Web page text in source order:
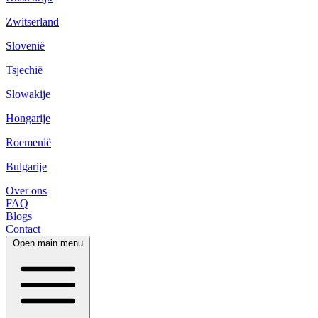
Zwitserland
Slovenië
Tsjechië
Slowakije
Hongarije
Roemenië
Bulgarije
Over ons
FAQ
Blogs
Contact
Open main menu